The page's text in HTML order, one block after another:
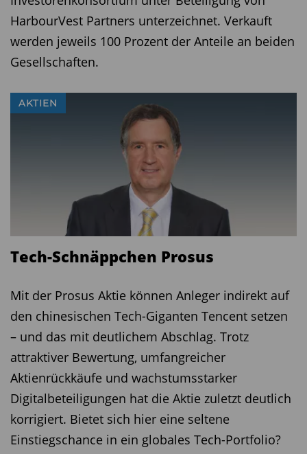
HarbourVest Partners unterzeichnet. Verkauft
werden jeweils 100 Prozent der Anteile an beiden
Gesellschaften.
AKTIEN
Tech-Schnäppchen Prosus
Mit der Prosus Aktie können Anleger indirekt auf
den chinesischen Tech-Giganten Tencent setzen
– und das mit deutlichem Abschlag. Trotz
attraktiver Bewertung, umfangreicher
Aktienrückkäufe und wachstumsstarker
Digitalbeteiligungen hat die Aktie zuletzt deutlich
korrigiert. Bietet sich hier eine seltene
Einstiegschance in ein globales Tech-Portfolio?